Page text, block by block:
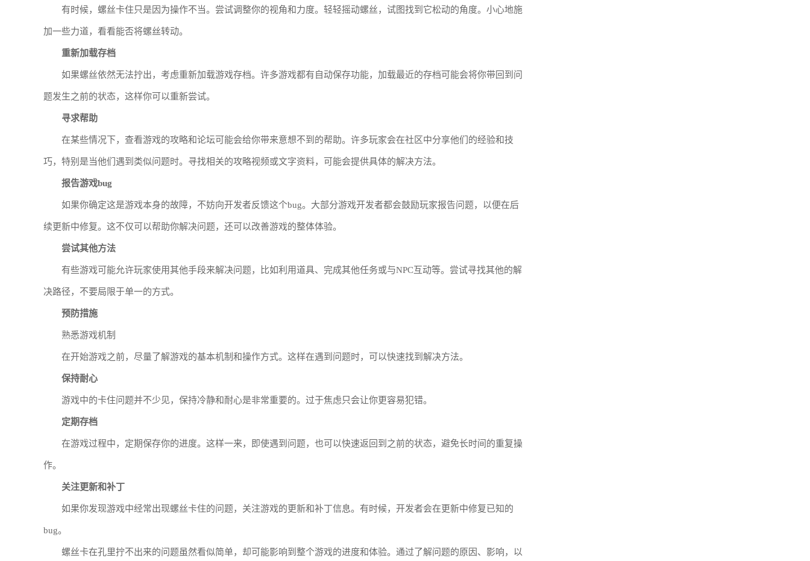
有时候，螺丝卡住只是因为操作不当。尝试调整你的视角和力度。轻轻摇动螺丝，试图找到它松动的角度。小心地施
加一些力道，看看能否将螺丝转动。
重新加载存档
如果螺丝依然无法拧出，考虑重新加载游戏存档。许多游戏都有自动保存功能，加载最近的存档可能会将你带回到问
题发生之前的状态，这样你可以重新尝试。
寻求帮助
在某些情况下，查看游戏的攻略和论坛可能会给你带来意想不到的帮助。许多玩家会在社区中分享他们的经验和技
巧，特别是当他们遇到类似问题时。寻找相关的攻略视频或文字资料，可能会提供具体的解决方法。
报告游戏bug
如果你确定这是游戏本身的故障，不妨向开发者反馈这个bug。大部分游戏开发者都会鼓励玩家报告问题，以便在后
续更新中修复。这不仅可以帮助你解决问题，还可以改善游戏的整体体验。
尝试其他方法
有些游戏可能允许玩家使用其他手段来解决问题，比如利用道具、完成其他任务或与NPC互动等。尝试寻找其他的解
决路径，不要局限于单一的方式。
预防措施
熟悉游戏机制
在开始游戏之前，尽量了解游戏的基本机制和操作方式。这样在遇到问题时，可以快速找到解决方法。
保持耐心
游戏中的卡住问题并不少见，保持冷静和耐心是非常重要的。过于焦虑只会让你更容易犯错。
定期存档
在游戏过程中，定期保存你的进度。这样一来，即使遇到问题，也可以快速返回到之前的状态，避免长时间的重复操
作。
关注更新和补丁
如果你发现游戏中经常出现螺丝卡住的问题，关注游戏的更新和补丁信息。有时候，开发者会在更新中修复已知的
bug。
螺丝卡在孔里拧不出来的问题虽然看似简单，却可能影响到整个游戏的进度和体验。通过了解问题的原因、影响，以